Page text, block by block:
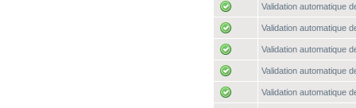
Validation automatique
Validation automatique
Validation automatique
Validation automatique
Validation automatique